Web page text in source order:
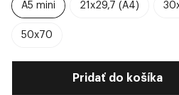
A5 mini 21x29,7 (A4)
50x70
Pridať do košíka